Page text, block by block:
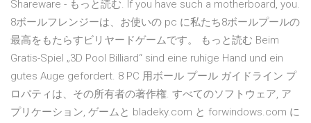
Shareware - もっと読む. If you have such a motherboard, you.
8ボールフレンジーは、お使いの pc に私たち8ボールプールの
最高をもたらすビリヤードゲームです。 もっと読む Beim
Gratis-Spiel „3D Pool Billiard“ sind eine ruhige Hand und ein
gutes Auge gefordert. 8 PC 用ボール プール ガイドライン プ
ロパティは、その所有者の著作権. すべてのソフトウェア, ア
プリケーション, ゲームと bladeky.com と forwindows.com に